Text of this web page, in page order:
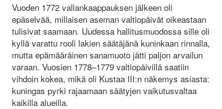
Vuoden 1772 vallankaappauksen jälkeen oli
epäselvää, millaisen aseman valtiopäivät oikeastaan
tulisivat saamaan. Uudessa hallitusmuodossa sille oli
kyllä varattu rooli lakien säätäjänä kuninkaan rinnalla,
mutta epämääräinen sanamuoto jätti paljon arvailun
varaan. Vuosien 1778–1779 valtiopäivillä saatiin
vihdoin kokea, mikä oli Kustaa III:n näkemys asiasta:
kuningas pyrki rajaamaan säätyjen vaikutusvaltaa
kaikilla alueilla.